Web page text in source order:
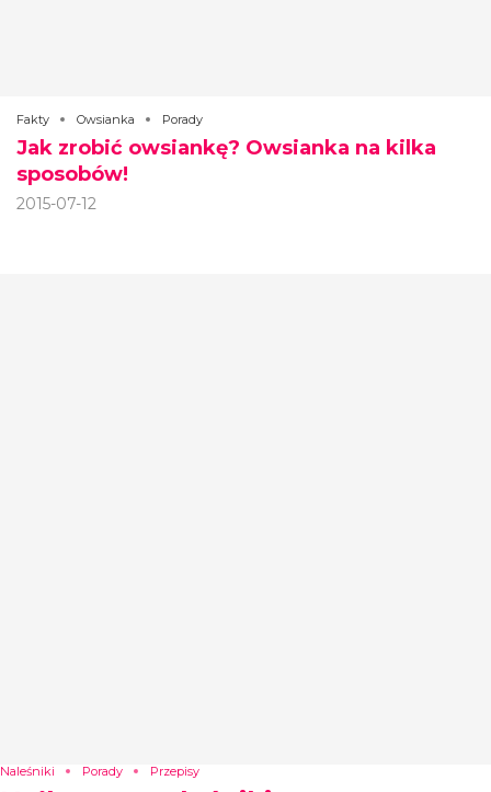
Fakty Owsianka Porady
Jak zrobić owsiankę? Owsianka na kilka
sposobów!
2015-07-12
Naleśniki Porady Przepisy